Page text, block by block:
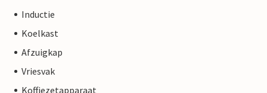
Inductie
Koelkast
Afzuigkap
Vriesvak
Koffiezetapparaat